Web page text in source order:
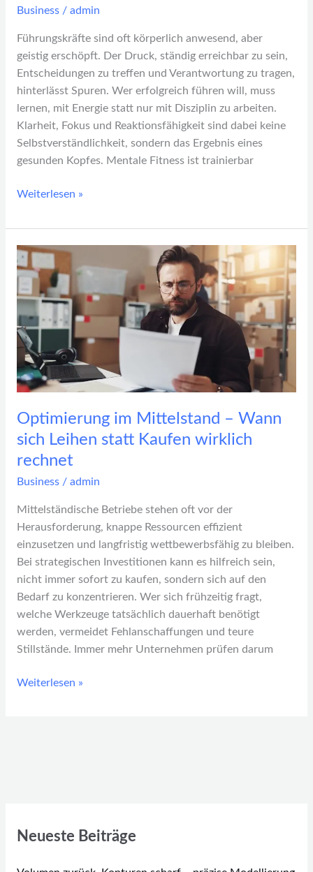
Business/ admin
Führungskräfte sind oft körperlich anwesend, aber
geistig erschöpft. Der Druck, ständig erreichbar zu sein,
Entscheidungen zu treffen und Verantwortung zu tragen,
hinterlässt Spuren. Wer erfolgreich führen will, muss
lernen, mit Energie statt nur mit Disziplin zu arbeiten.
Klarheit, Fokus und Reaktionsfähigkeit sind dabei keine
Selbstverständlichkeit, sondern das Ergebnis eines
gesunden Kopfes. Mentale Fitness ist trainierbar
Weiterlesen »
Optimierung im Mittelstand – Wann
sich Leihen statt Kaufen wirklich
rechnet
Business/ admin
Mittelständische Betriebe stehen oft vor der
Herausforderung, knappe Ressourcen effizient
einzusetzen und langfristig wettbewerbsfähig zu bleiben.
Bei strategischen Investitionen kann es hilfreich sein,
nicht immer sofort zu kaufen, sondern sich auf den
Bedarf zu konzentrieren. Wer sich frühzeitig fragt,
welche Werkzeuge tatsächlich dauerhaft benötigt
werden, vermeidet Fehlanschaffungen und teure
Stillstände. Immer mehr Unternehmen prüfen darum
Optimierung
im
Mittelstand
–
Wann
sich
Leihen
statt
Kaufen
wirklich
rechnet
Weiterlesen »
Neueste Beiträge